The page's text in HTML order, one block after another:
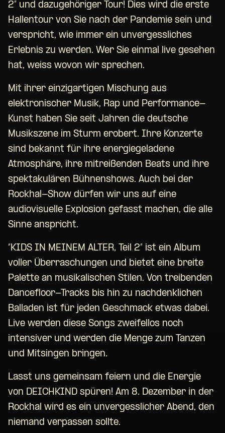
2” und dazugehöriger Tour! Dies wird die erste
Hallentour von Sie nach der Pandemie sein und
verspricht, wie immer ein unvergessliches
Erlebnis zu werden. Wer Sie einmal live gesehen
hat, weiss wovon wir sprechen.
Mit ihrer einzigartigen Mischung aus
elektronischer Musik, Rap und Performance-
Kunst haben Sie seit Jahren die deutsche
Musikszene im Sturm erobert. Ihre Konzerte
sind bekannt für ihre energiegeladene
Atmosphäre, ihre mitreißenden Beats und ihre
spektakulären Bühnenshows. Auch bei der
Rockhal-Show dürfen wir uns auf eine
audiovisuelle Explosion gefasst machen, die alle
Sinne anspricht.
“KIDS IN MEINEM ALTER, Teil 2” ist ein Album
voller Überraschungen und bietet eine breite
Palette an musikalischen Stilen. Von treibenden
Dancefloor-Tracks bis hin zu nachdenklichen
Balladen ist für jeden Geschmack etwas dabei.
Live werden diese Songs zweifellos noch
intensiver und werden die Menge zum Tanzen
und Mitsingen bringen.
Lasst uns gemeinsam feiern und die Energie
von DEICHKIND spüren! Am 8. Dezember in der
Rockhal wird es ein unvergesslicher Abend, den
niemand verpassen sollte.